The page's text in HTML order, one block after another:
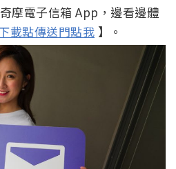
摩電子信箱 App，邊看邊體
載點傳送門點我 】。